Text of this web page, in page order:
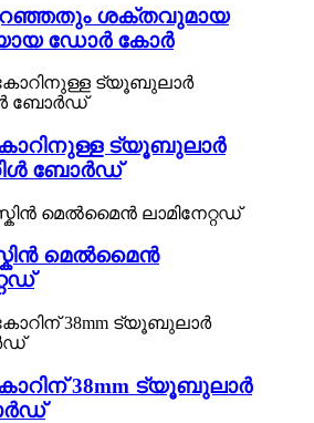
ശക്തവുമായ
ഡോർ കോർ
ട്യൂബുലാർ
ബോർഡ്
മെൽമൈൻ
38mm ട്യൂബുലാർ